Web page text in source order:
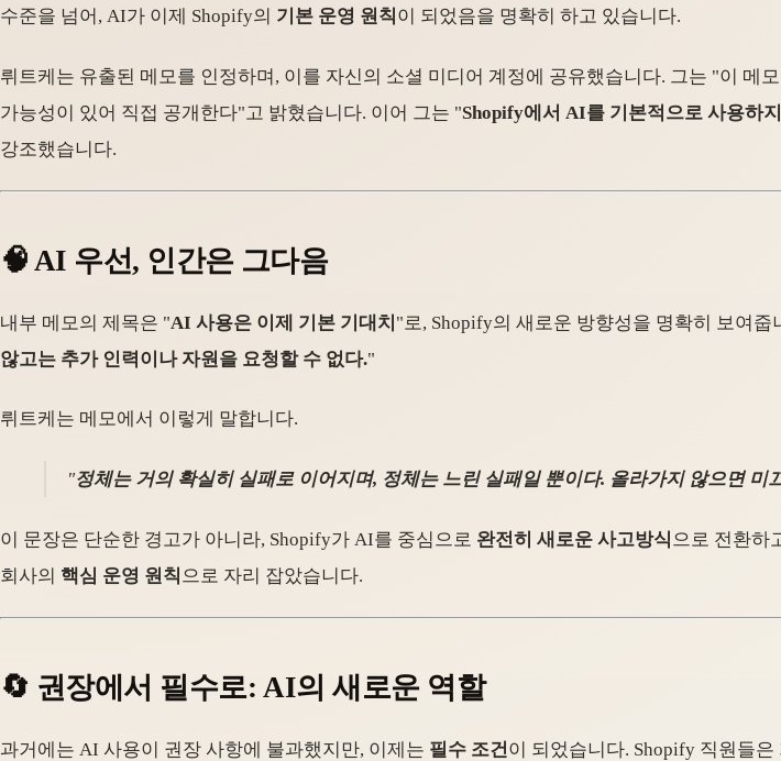
수준을 넘어, AI가 이제 Shopify의 기본 운영 원칙이 되었음을 명확히 하고 있습니다.
뤼트케는 유출된 메모를 인정하며, 이를 자신의 소셜 미디어 계정에 공유했습니다. 그는 "이 메
가능성이 있어 직접 공개한다"고 밝혔습니다. 이어 그는 "Shopify에서 AI를 기본적으로 사용하
강조했습니다.
🧠 AI 우선, 인간은 그다음
내부 메모의 제목은 "AI 사용은 이제 기본 기대치 "로, Shopify의 새로운 방향성을 명확히 보여
않고는 추가 인력이나 자원을 요청할 수 없다."
뤼트케는 메모에서 이렇게 말합니다.
"정체는 거의 확실히 실패로 이어지며, 정체는 느린 실패일 뿐이다. 올라가지 않으면 미
이 문장은 단순한 경고가 아니라, Shopify가 AI를 중심으로 완전히 새로운 사고방식 으로 전환하
회사의 핵심 운영 원칙 으로 자리 잡았습니다.
🔄 권장에서 필수로: AI의 새로운 역할
과거에는 AI 사용이 권장 사항에 불과했지만, 이제는 필수 조건 이 되었습니다. Shopify 직원들